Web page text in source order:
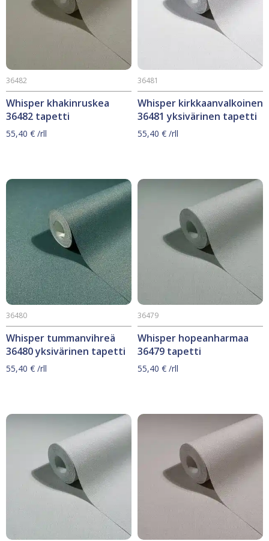
Whisper khakinruskea
36482 tapetti
36482
55,40 € /rll
Whisper kirkkaanvalkoinen
36481 yksivärinen tapetti
36481
55,40 € /rll
Whisper tummanvihreä
36480 yksivärinen tapetti
36480
55,40 € /rll
Whisper hopeanharmaa
36479 tapetti
36479
55,40 € /rll